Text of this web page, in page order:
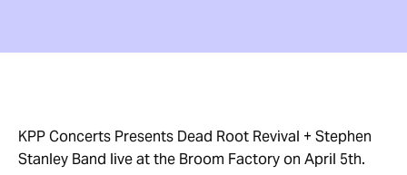
KPP Concerts Presents Dead Root Revival + Stephen
Stanley Band live at the Broom Factory on April 5th.